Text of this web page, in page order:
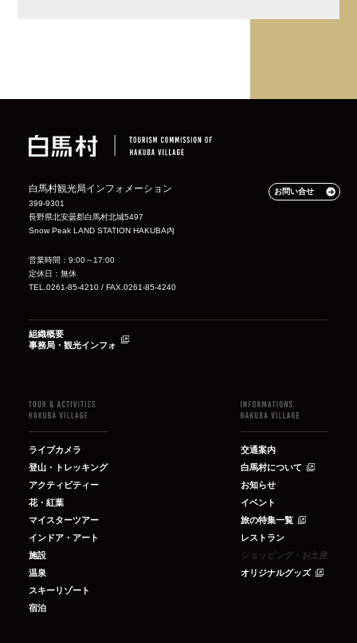
白馬村観光局インフォメーション
399-9301
長野県北安曇郡白馬村北城5497
Snow Peak LAND STATION HAKUBA内
営業時間：9:00～17:00
定休日：無休
TEL.0261-85-4210 / FAX.0261-85-4240
お問い合せ
組織概要
事務局・観光インフォ
ライブカメラ
登山・トレッキング
アクティビティー
花・紅葉
マイスターツアー
インドア・アート
施設
温泉
スキーリゾート
宿泊
交通案内
白馬村について
お知らせ
イベント
旅の特集一覧
レストラン
ショッピング・お土産
オリジナルグッズ